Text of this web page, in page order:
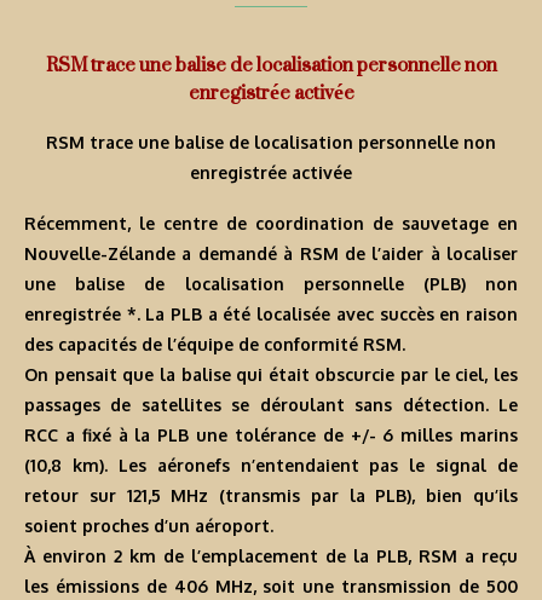
RSM trace une balise de localisation personnelle non
enregistrée activée
RSM trace une balise de localisation personnelle non
enregistrée activée
Récemment, le centre de coordination de sauvetage en
Nouvelle-Zélande a demandé à RSM de l’aider à localiser
une balise de localisation personnelle (PLB) non
enregistrée *. La PLB a été localisée avec succès en raison
des capacités de l’équipe de conformité RSM.
On pensait que la balise qui était obscurcie par le ciel, les
passages de satellites se déroulant sans détection. Le
RCC a fixé à la PLB une tolérance de +/- 6 milles marins
(10,8 km). Les aéronefs n’entendaient pas le signal de
retour sur 121,5 MHz (transmis par la PLB), bien qu’ils
soient proches d’un aéroport.
À environ 2 km de l’emplacement de la PLB, RSM a reçu
les émissions de 406 MHz, soit une transmission de 500